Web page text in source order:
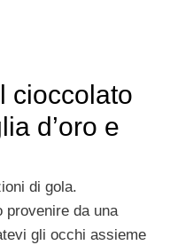
cioccolato
d’oro e
di gola.
provenire da una
gli occhi assieme